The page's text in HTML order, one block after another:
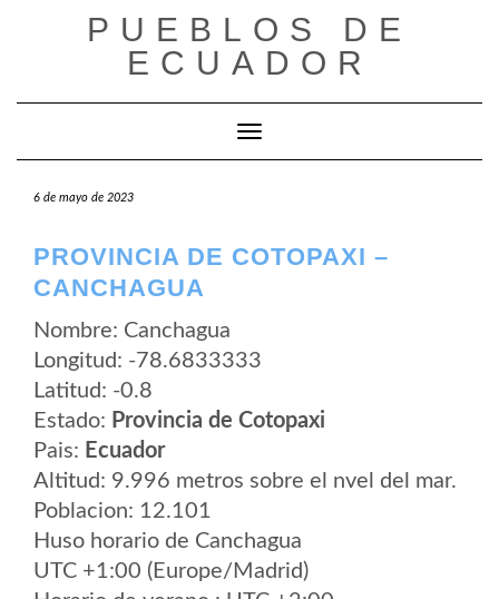
PUEBLOS DE
ECUADOR
Cambiar modo de navegación
6 de mayo de 2023
PROVINCIA DE COTOPAXI –
CANCHAGUA
Nombre: Canchagua
Longitud: -78.6833333
Latitud: -0.8
Estado: Provincia de Cotopaxi
Pais: Ecuador
Altitud: 9.996 metros sobre el nvel del mar.
Poblacion: 12.101
Huso horario de Canchagua
UTC +1:00 (Europe/Madrid)